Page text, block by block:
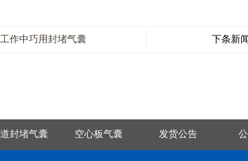
作中巧用封堵气囊 下条新
封堵气囊 空心板气囊 发货公告